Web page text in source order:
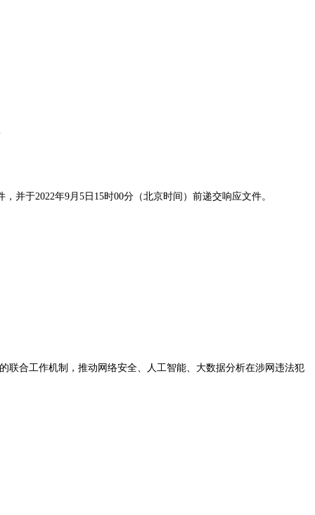
，并于2022年9月5日15时00分（北京时间）前递交响应文件。
联合工作机制，推动网络安全、人工智能、大数据分析在涉网违法犯